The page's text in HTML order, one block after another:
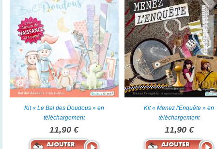
Kit « Le Bal des Doudous » en
téléchargement
11,90 €
Kit « Menez l'Enquête » en
téléchargement
11,90 €